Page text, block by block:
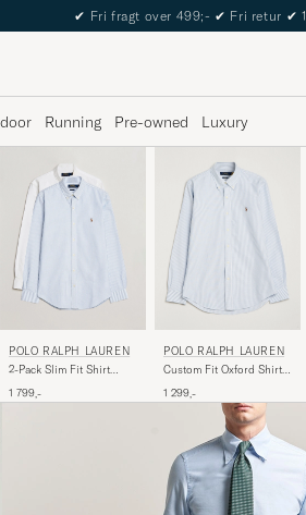
The Care of Carl
Running Pre-owned Luxury
POLO RALPH LAUREN
2-Pack Slim Fit Shirt
Blue
1 799,-
POLO RALPH LAUREN
Custom Fit Oxford Shirt
1 299,-